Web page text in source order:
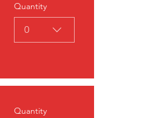
Quantity
0
Quantity